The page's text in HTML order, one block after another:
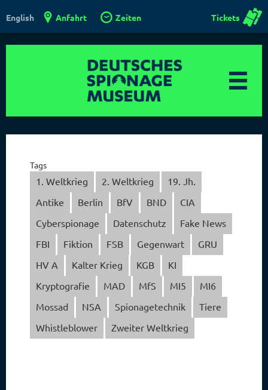
English Anfahrt Zeiten Tickets
Tags
1. Weltkrieg 2. Weltkrieg
19. Jh.
Antike
Berlin BfV BND
CIA
Cyberspionage
Datenschutz
Fake News
FBI
Fiktion FSB Gegenwart
GRU
HV A
Kalter Krieg KGB
KI
Kryptografie
MAD MfS MI5
MI6
Mossad
NSA Spionagetechnik
Tiere
Whistleblower
Zweiter Weltkrieg